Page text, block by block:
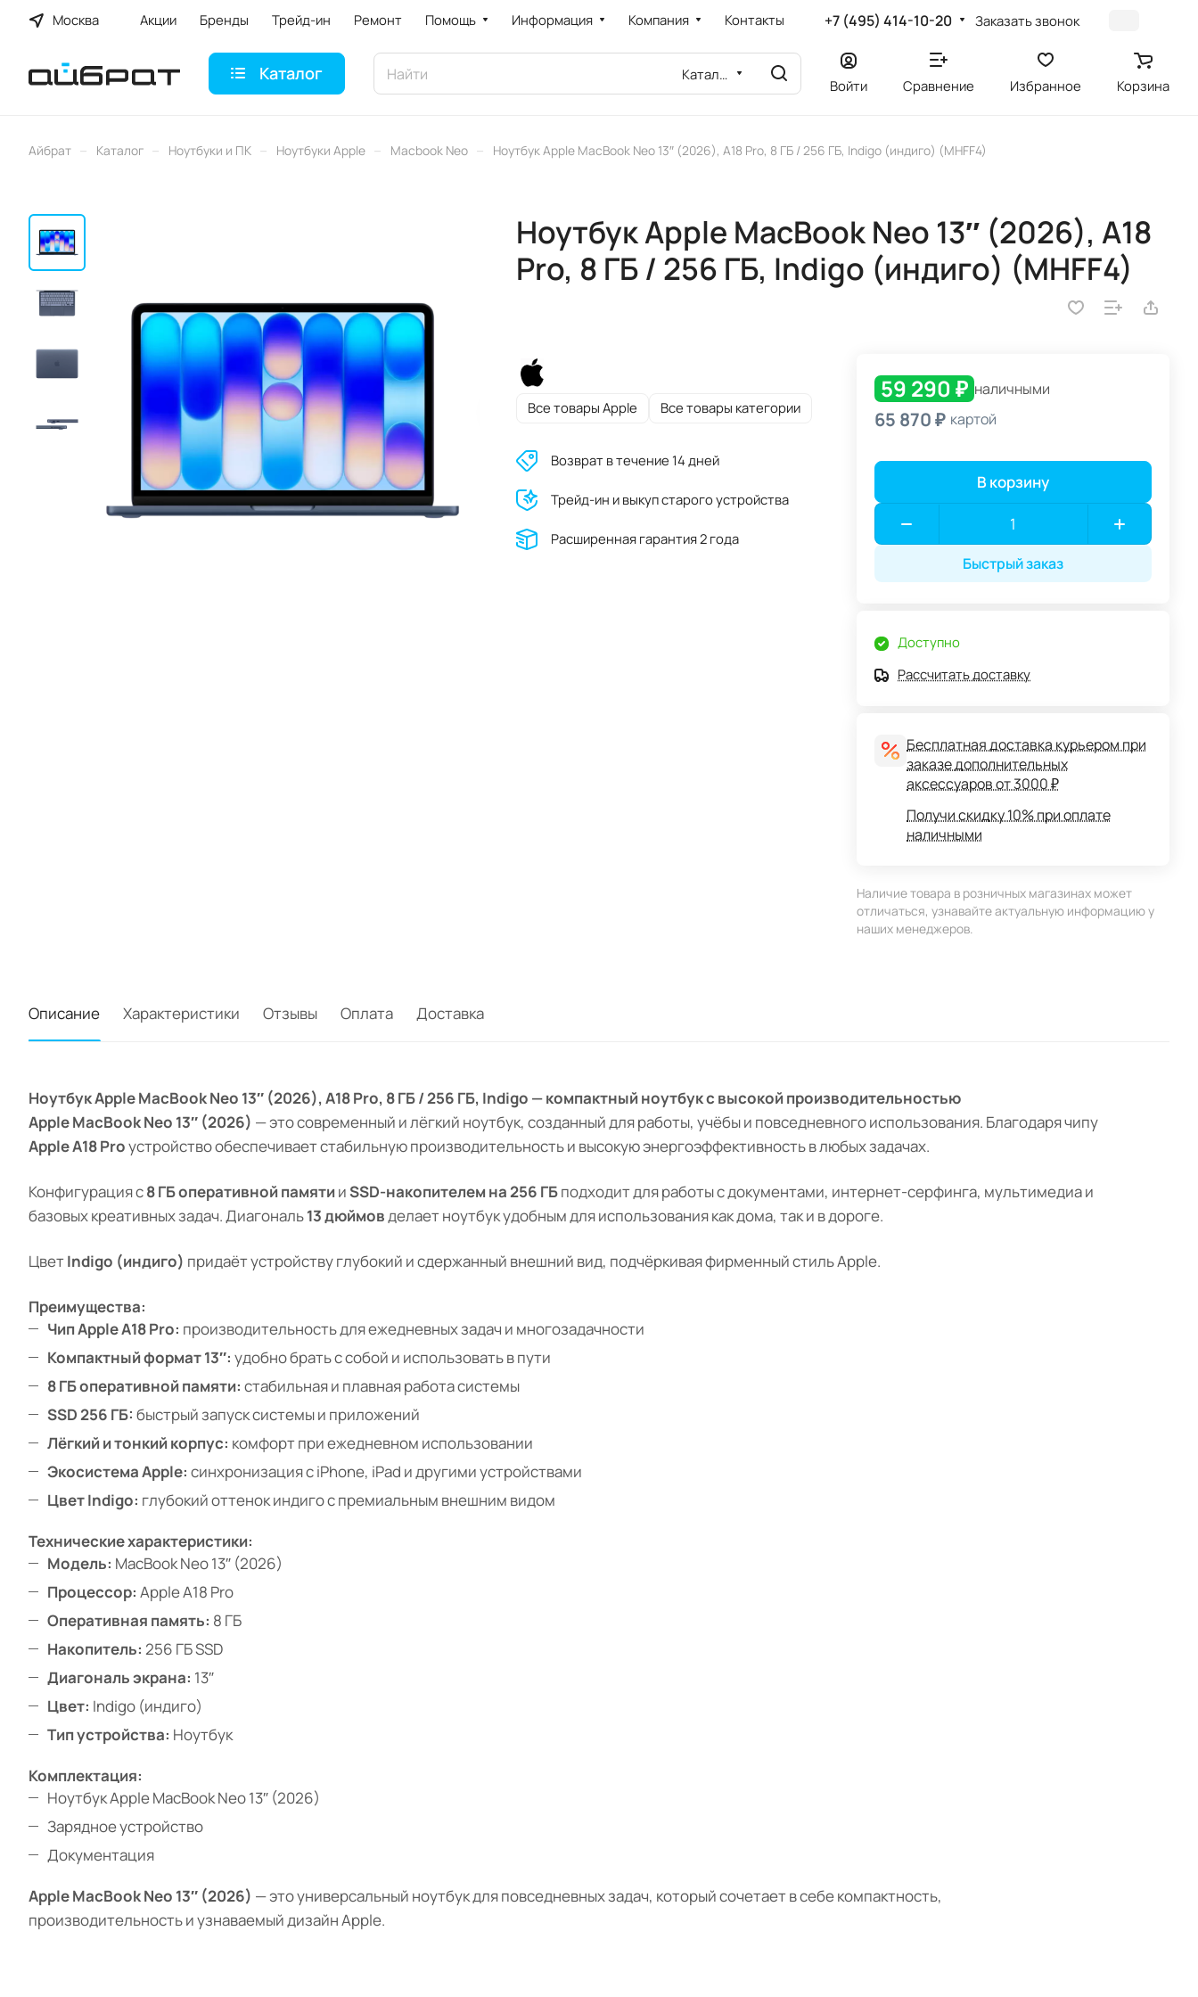
Москва Акции Бренды Трейд-ин Ремонт Помощь Информация Компания Контакты +7 (495) 414-10-20 Заказать звонок
Каталог Каталог
Войти Сравнение Избранное Корзина
Айбрат – Каталог – Ноутбуки и ПК – Ноутбуки Apple – Macbook Neo – Ноутбук Apple MacBook Neo 13″ (2026), A18 Pro, 8 ГБ / 256 ГБ, Indigo (индиго) (MHFF4)
Ноутбук Apple MacBook Neo 13″ (2026), A18
Pro, 8 ГБ / 256 ГБ, Indigo (индиго) (MHFF4)
Все товары Apple Все товары категории
Возврат в течение 14 дней
Трейд-ин и выкуп старого устройства
Расширенная гарантия 2 года
59 290 ₽ наличными
65 870 ₽ картой
В корзину
Быстрый заказ
Доступно
Рассчитать доставку
Бесплатная доставка курьером при
заказе дополнительных
аксессуаров от 3000 ₽
Получи скидку 10% при оплате
наличными
Наличие товара в розничных магазинах может
отличаться, узнавайте актуальную информацию у
наших менеджеров.
Описание Характеристики Отзывы Оплата Доставка
Ноутбук Apple MacBook Neo 13″ (2026), A18 Pro, 8 ГБ / 256 ГБ, Indigo — компактный ноутбук с высокой производительностью
Apple MacBook Neo 13″ (2026) — это современный и лёгкий ноутбук, созданный для работы, учёбы и повседневного использования. Благодаря чипу
Apple A18 Proустройство обеспечивает стабильную производительность и высокую энергоэффективность в любых задачах.
Конфигурация с8 ГБ оперативной памятииSSD-накопителем на 256 ГБподходит для работы с документами, интернет-серфинга, мультимедиа и
базовых креативных задач. Диагональ13 дюймовделает ноутбук удобным для использования как дома, так и в дороге.
ЦветIndigo (индиго) придаёт устройству глубокий и сдержанный внешний вид, подчёркивая фирменный стиль Apple.
Преимущества:
Чип Apple A18 Pro: производительность для ежедневных задач и многозадачности
Компактный формат 13″: удобно брать с собой и использовать в пути
8 ГБ оперативной памяти: стабильная и плавная работа системы
SSD 256 ГБ: быстрый запуск системы и приложений
Лёгкий и тонкий корпус: комфорт при ежедневном использовании
Экосистема Apple: синхронизация с iPhone, iPad и другими устройствами
Цвет Indigo: глубокий оттенок индиго с премиальным внешним видом
Технические характеристики:
Модель: MacBook Neo 13″ (2026)
Процессор: Apple A18 Pro
Оперативная память: 8 ГБ
Накопитель: 256 ГБ SSD
Диагональ экрана: 13″
Цвет: Indigo (индиго)
Тип устройства: Ноутбук
Комплектация:
Ноутбук Apple MacBook Neo 13″ (2026)
Зарядное устройство
Документация
Apple MacBook Neo 13″ (2026) — это универсальный ноутбук для повседневных задач, который сочетает в себе компактность,
производительность и узнаваемый дизайн Apple.